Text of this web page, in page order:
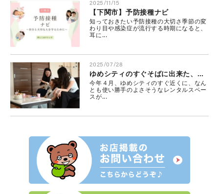
2025/11/15
【下関市】予防接種ナビ
知っておきたい予防接種の大切さ季節の変
わり目や感染症が流行する時期になると、
耳に...
2025/07/28
ゆめシティのすぐそばに出来た、レンタルスペースが熱い！
今年４月、ゆめシティのすぐ近くに、なん
とも使い勝手のよさそうなレンタルスペー
スが...